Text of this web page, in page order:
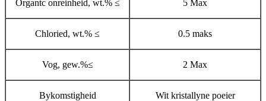
Organtc onreinheid, wt.% ≤ 5 Max
Chloried, wt.% ≤ 0.5 maks
Vog, gew.%≤ 2 Max
Bykomstigheid Wit kristallyne poeier